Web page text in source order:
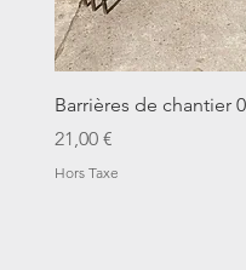
Barrières de chantier
Prix
21,00 €
Hors Taxe